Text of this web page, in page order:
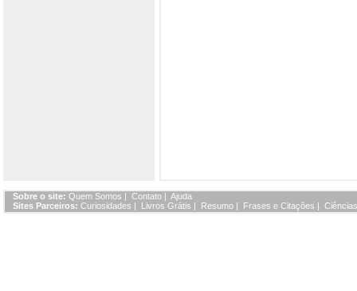
Sobre o site: Quem Somos | Contato | Ajuda
Sites Parceiros: Curiosidades | Livros Grátis | Resumo | Frases e Citações |